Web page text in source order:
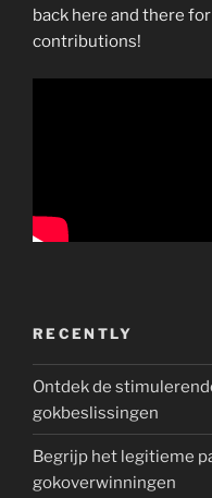
back here and there
contributions!
RECENTLY
Ontdek de
gokbeslissingen
Begrijp het legitieme
gokoverwinningen